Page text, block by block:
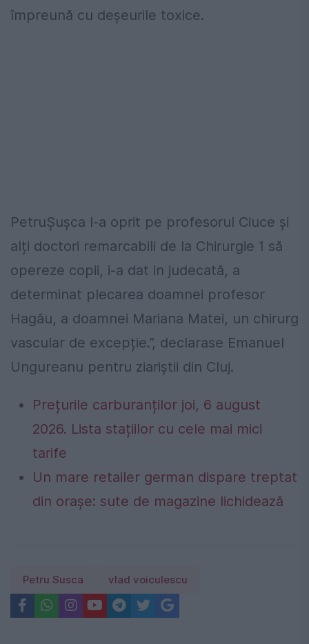
împreună cu deșeurile toxice.
PetruȘușca l-a oprit pe profesorul Ciuce și
alți doctori remarcabili de la Chirurgie 1 să
opereze copii, i-a dat in judecată, a
determinat plecarea doamnei profesor
Hagău, a doamnei Mariana Matei, un chirurg
vascular de excepție.”, declarase Emanuel
Ungureanu pentru ziariștii din Cluj.
Prețurile carburanților joi, 6 august
2026. Lista stațiilor cu cele mai mici
tarife
Un mare retailer german dispare treptat
din orașe: sute de magazine lichidează
Petru Susca vlad voiculescu